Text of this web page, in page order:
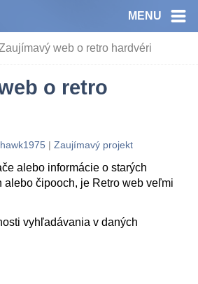
MENU
web o retro hardvéri
o retro
| Zaujímavý projekt
alebo informácie o starých
alebo čipooch, je Retro web veľmi
vyhľadávania v daných